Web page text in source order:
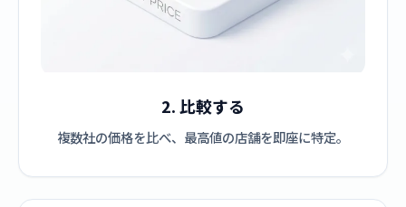
2. 比較する
複数社の価格を比べ、最高値の店舗を即座に特定。